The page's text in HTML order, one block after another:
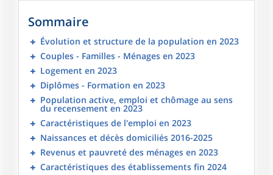
Sommaire
Évolution et structure de la population en 2023
Couples - Familles - Ménages en 2023
Logement en 2023
Diplômes - Formation en 2023
Population active, emploi et chômage au sens
du recensement en 2023
Caractéristiques de l'emploi en 2023
Naissances et décès domiciliés 2016-2025
Revenus et pauvreté des ménages en 2023
Caractéristiques des établissements fin 2024